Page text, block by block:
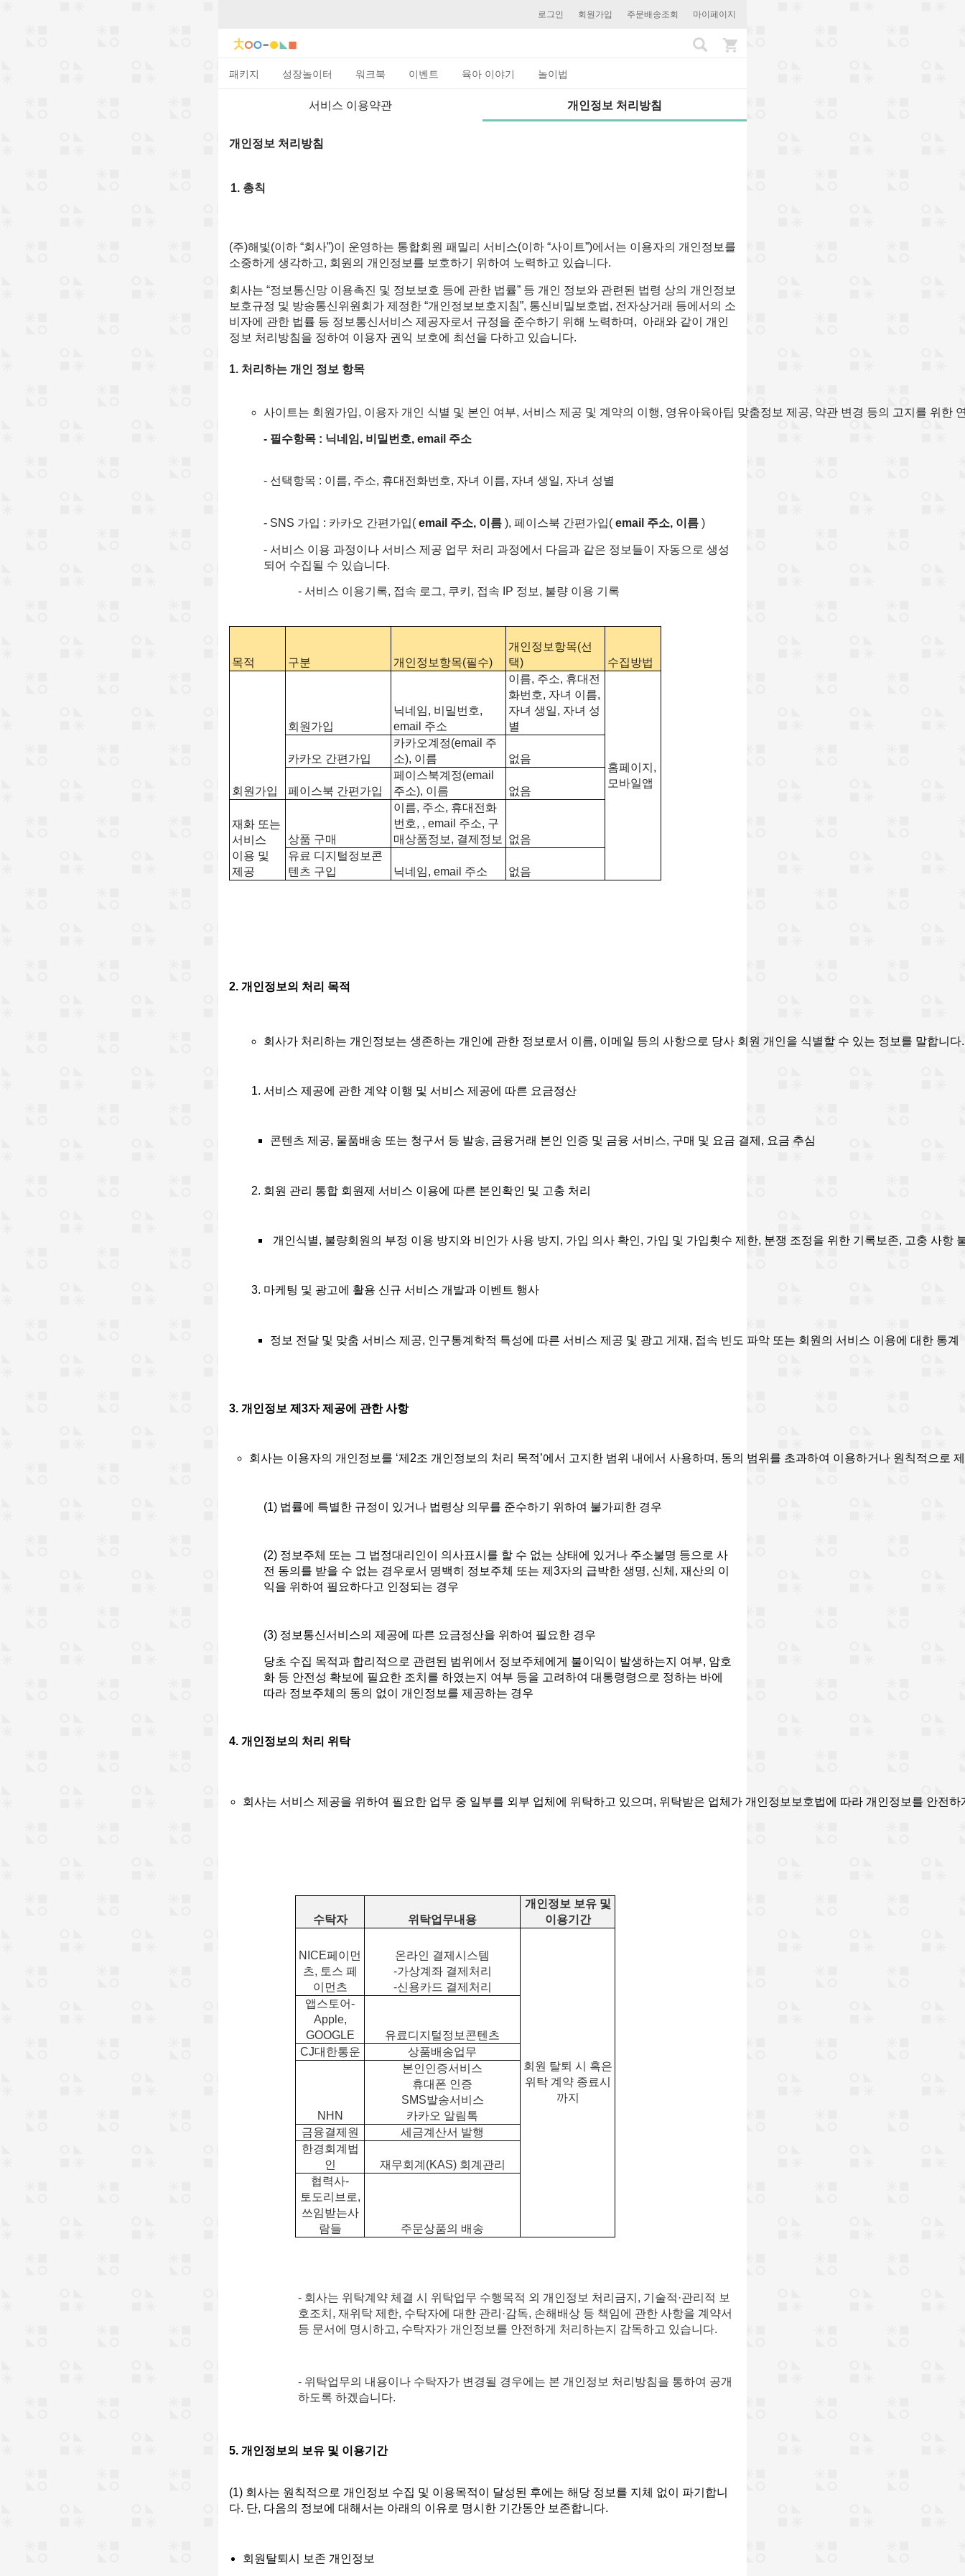
로그인 회원가입 주문배송조회 마이페이지
패키지 성장놀이터 워크북 이벤트 육아 이야기 놀이법
서비스 이용약관 개인정보 처리방침
개인정보 처리방침
총칙
(주)해빛(이하 “회사”)이 운영하는 통합회원 패밀리 서비스(이하 “사이트”)에서는 이용자의 개인정보를
소중하게 생각하고, 회원의 개인정보를 보호하기 위하여 노력하고 있습니다.
회사는 “정보통신망 이용촉진 및 정보보호 등에 관한 법률” 등 개인 정보와 관련된 법령 상의 개인정보
보호규정 및 방송통신위원회가 제정한 “개인정보보호지침”, 통신비밀보호법, 전자상거래 등에서의 소
비자에 관한 법률 등 정보통신서비스 제공자로서 규정을 준수하기 위해 노력하며, 아래와 같이 개인
정보 처리방침을 정하여 이용자 권익 보호에 최선을 다하고 있습니다.
1. 처리하는 개인 정보 항목
사이트는 회원가입, 이용자 개인 식별 및 본인 여부, 서비스 제공 및 계약의 이행, 영유아육아팁 맞춤정보 제공, 약관 변경 등의 고지를 위
- 필수항목 : 닉네임, 비밀번호, email 주소
- 선택항목 : 이름, 주소, 휴대전화번호, 자녀 이름, 자녀 생일, 자녀 성별
- SNS 가입 : 카카오 간편가입( email 주소, 이름 ), 페이스북 간편가입( email 주소, 이름 )
- 서비스 이용 과정이나 서비스 제공 업무 처리 과정에서 다음과 같은 정보들이 자동으로 생성
되어 수집될 수 있습니다.
- 서비스 이용기록, 접속 로그, 쿠키, 접속 IP 정보, 불량 이용 기록
목적 구분 개인정보항목(필수)
개인정보항목(선
택)
수집방법
회원가입
회원가입
닉네임, 비밀번호,
email 주소
이름, 주소, 휴대전
화번호, 자녀 이름,
자녀 생일, 자녀 성
별
홈페이지,
모바일앱
카카오 간편가입
카카오계정(email 주
소), 이름
없음
페이스북 간편가입
페이스북계정(email
주소), 이름
없음
재화 또는
서비스
이용 및
제공
상품 구매
이름, 주소, 휴대전화
번호, , email 주소, 구
매상품정보, 결제정보
없음
유료 디지털정보콘
텐츠 구입
닉네임, email 주소 없음
2. 개인정보의 처리 목적
회사가 처리하는 개인정보는 생존하는 개인에 관한 정보로서 이름, 이메일 등의 사항으로 당사 회원 개인을 식별할 수 있는 정보를 말합니
서비스 제공에 관한 계약 이행 및 서비스 제공에 따른 요금정산
콘텐츠 제공, 물품배송 또는 청구서 등 발송, 금융거래 본인 인증 및 금융 서비스, 구매 및 요금 결제, 요금 추심
회원 관리 통합 회원제 서비스 이용에 따른 본인확인 및 고충 처리
개인식별, 불량회원의 부정 이용 방지와 비인가 사용 방지, 가입 의사 확인, 가입 및 가입횟수 제한, 분쟁 조정을 위한 기록보존, 고충 사항
마케팅 및 광고에 활용 신규 서비스 개발과 이벤트 행사
정보 전달 및 맞춤 서비스 제공, 인구통계학적 특성에 따른 서비스 제공 및 광고 게재, 접속 빈도 파악 또는 회원의 서비스 이용에 대한 통계
3. 개인정보 제3자 제공에 관한 사항
회사는 이용자의 개인정보를 ‘제2조 개인정보의 처리 목적’에서 고지한 범위 내에서 사용하며, 동의 범위를 초과하여 이용하거나 원칙적으
(1) 법률에 특별한 규정이 있거나 법령상 의무를 준수하기 위하여 불가피한 경우
(2) 정보주체 또는 그 법정대리인이 의사표시를 할 수 없는 상태에 있거나 주소불명 등으로 사
전 동의를 받을 수 없는 경우로서 명백히 정보주체 또는 제3자의 급박한 생명, 신체, 재산의 이
익을 위하여 필요하다고 인정되는 경우
(3) 정보통신서비스의 제공에 따른 요금정산을 위하여 필요한 경우
당초 수집 목적과 합리적으로 관련된 범위에서 정보주체에게 불이익이 발생하는지 여부, 암호
화 등 안전성 확보에 필요한 조치를 하였는지 여부 등을 고려하여 대통령령으로 정하는 바에
따라 정보주체의 동의 없이 개인정보를 제공하는 경우
4. 개인정보의 처리 위탁
회사는 서비스 제공을 위하여 필요한 업무 중 일부를 외부 업체에 위탁하고 있으며, 위탁받은 업체가 개인정보보호법에 따라 개인정보를 안
수탁자 위탁업무내용
개인정보 보유 및
이용기간
NICE페이먼
츠, 토스 페
이먼츠
온라인 결제시스템
-가상계좌 결제처리
-신용카드 결제처리
회원 탈퇴 시 혹은
위탁 계약 종료시
까지
앱스토어-
Apple,
GOOGLE
유료디지털정보콘텐츠
CJ대한통운
상품배송업무
NHN
본인인증서비스
휴대폰 인증
SMS발송서비스
카카오 알림톡
금융결제원
세금계산서 발행
한경회계법
인
재무회계(KAS) 회계관리
협력사-
토도리브로,
쓰임받는사
람들
주문상품의 배송
- 회사는 위탁계약 체결 시 위탁업무 수행목적 외 개인정보 처리금지, 기술적·관리적 보
호조치, 재위탁 제한, 수탁자에 대한 관리·감독, 손해배상 등 책임에 관한 사항을 계약서
등 문서에 명시하고, 수탁자가 개인정보를 안전하게 처리하는지 감독하고 있습니다.
- 위탁업무의 내용이나 수탁자가 변경될 경우에는 본 개인정보 처리방침을 통하여 공개
하도록 하겠습니다.
5. 개인정보의 보유 및 이용기간
(1) 회사는 원칙적으로 개인정보 수집 및 이용목적이 달성된 후에는 해당 정보를 지체 없이 파기합니
다. 단, 다음의 정보에 대해서는 아래의 이유로 명시한 기간동안 보존합니다.
회원탈퇴시 보존 개인정보